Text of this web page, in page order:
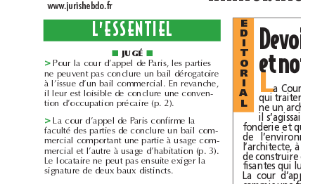
JUGÉ
>
Pour la cour d’appel de Paris, les parties
ne peuvent pas conclure un bail dérogatoire
à l’issue d’un bail commercial. En revanche,
il leur est loisible de conclure une conven-
tion d’occupation précaire (p.2).
>
La cour d’appel de Paris confirme la
faculté des parties de conclure un bail com-
mercial comportant une partie à usage com-
mercial et l’autre à usage d’habitation (p.3).
Le locataire ne peut pas ensuite exiger la
signature de deux baux distincts.
L
www.jurishebdo.fr
L’ESSENTIEL E
D
T
O
R
A